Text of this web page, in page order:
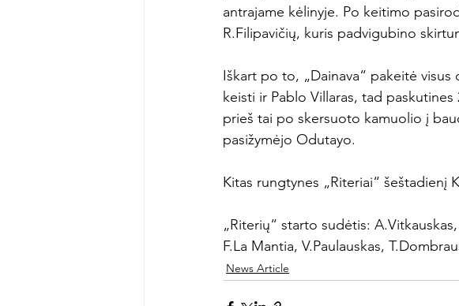
antrajame kėlinyje. Po keitimo
R.Filipavičių, kuris padvigubino
Iškart po to, „Dainava“ pakeitė
keisti ir Pablo Villaras, tad
prieš tai po skersuoto kamuolio į
pasižymėjo Odutayo.
Kitas rungtynes „Riteriai“ šeštadienį
„Riterių“ starto sudėtis:
F.La Mantia, V.Paulauskas,
News Article